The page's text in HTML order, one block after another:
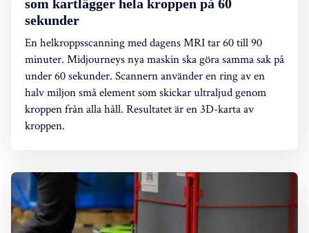
som kartlägger hela kroppen på 60
sekunder
En helkroppsscanning med dagens MRI tar 60 till 90
minuter. Midjourneys nya maskin ska göra samma sak på
under 60 sekunder. Scannern använder en ring av en
halv miljon små element som skickar ultraljud genom
kroppen från alla håll. Resultatet är en 3D-karta av
kroppen.